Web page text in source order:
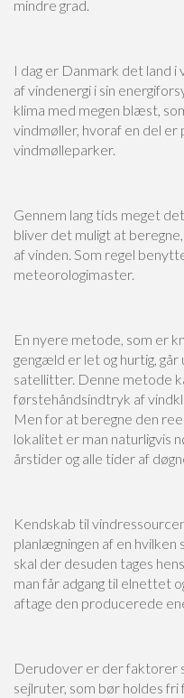
mindre grad.
I dag er Danmark det land
af vindenergi i sin
klima med megen blæst,
vindmøller, hvoraf en del
vindmølleparker.
Gennem lang tids meget
bliver det muligt at
af vinden. Som regel
meteorologimaster.
En nyere metode, som er
gengæld er let og hurtig,
satellitter. Denne metode
førstehåndsindtryk af
Men for at beregne den
lokalitet er man naturligvis
årstider og alle tider af
Kendskab til
planlægningen af en
skal der desuden tages
man får adgang til elnettet
aftage den producerede
Derudover er der faktorer
sejlruter, som bør holdes